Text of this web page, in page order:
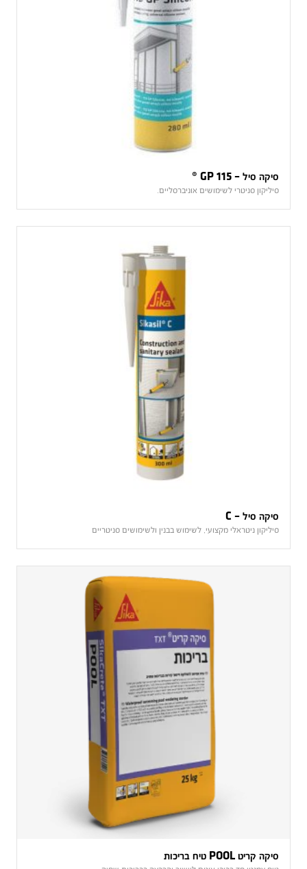
סיקה סיל – GP 115 ®
סיליקון סניטרי לשימושים אוניברסליים.
סיקה סיל – C
סיליקון ניטראלי מקצועי, לשימוש בבנין ולשימושים סניטריים
סיקה קריט POOL טיח בריכות